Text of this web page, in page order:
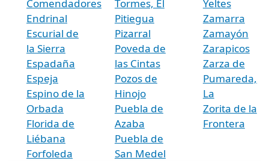
Comendadores
Endrinal
Escurial de
la Sierra
Espadaña
Espeja
Espino de la
Orbada
Florida de
Liébana
Forfoleda
Tormes, El
Pitiegua
Pizarral
Poveda de
las Cintas
Pozos de
Hinojo
Puebla de
Azaba
Puebla de
San Medel
Yeltes
Zamarra
Zamayón
Zarapicos
Zarza de
Pumareda,
La
Zorita de la
Frontera